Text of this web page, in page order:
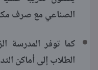
الصناعي مع صرف
كما توفر المدرسة
الطلاب إلى أماكن